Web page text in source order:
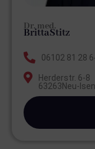
Dr. med.
BrittaStitz
06102 81 28
Herderstr. 6-8
63263Neu-